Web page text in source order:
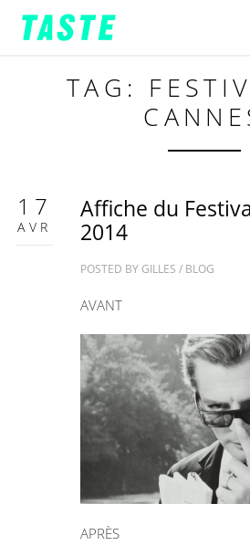
TAG:
17
AVR
Affiche du
2014
POSTED BY GILLES / BLOG
AVANT
APRÈS